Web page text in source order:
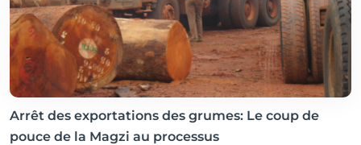
Arrêt des exportations des grumes: Le coup de
pouce de la Magzi au processus